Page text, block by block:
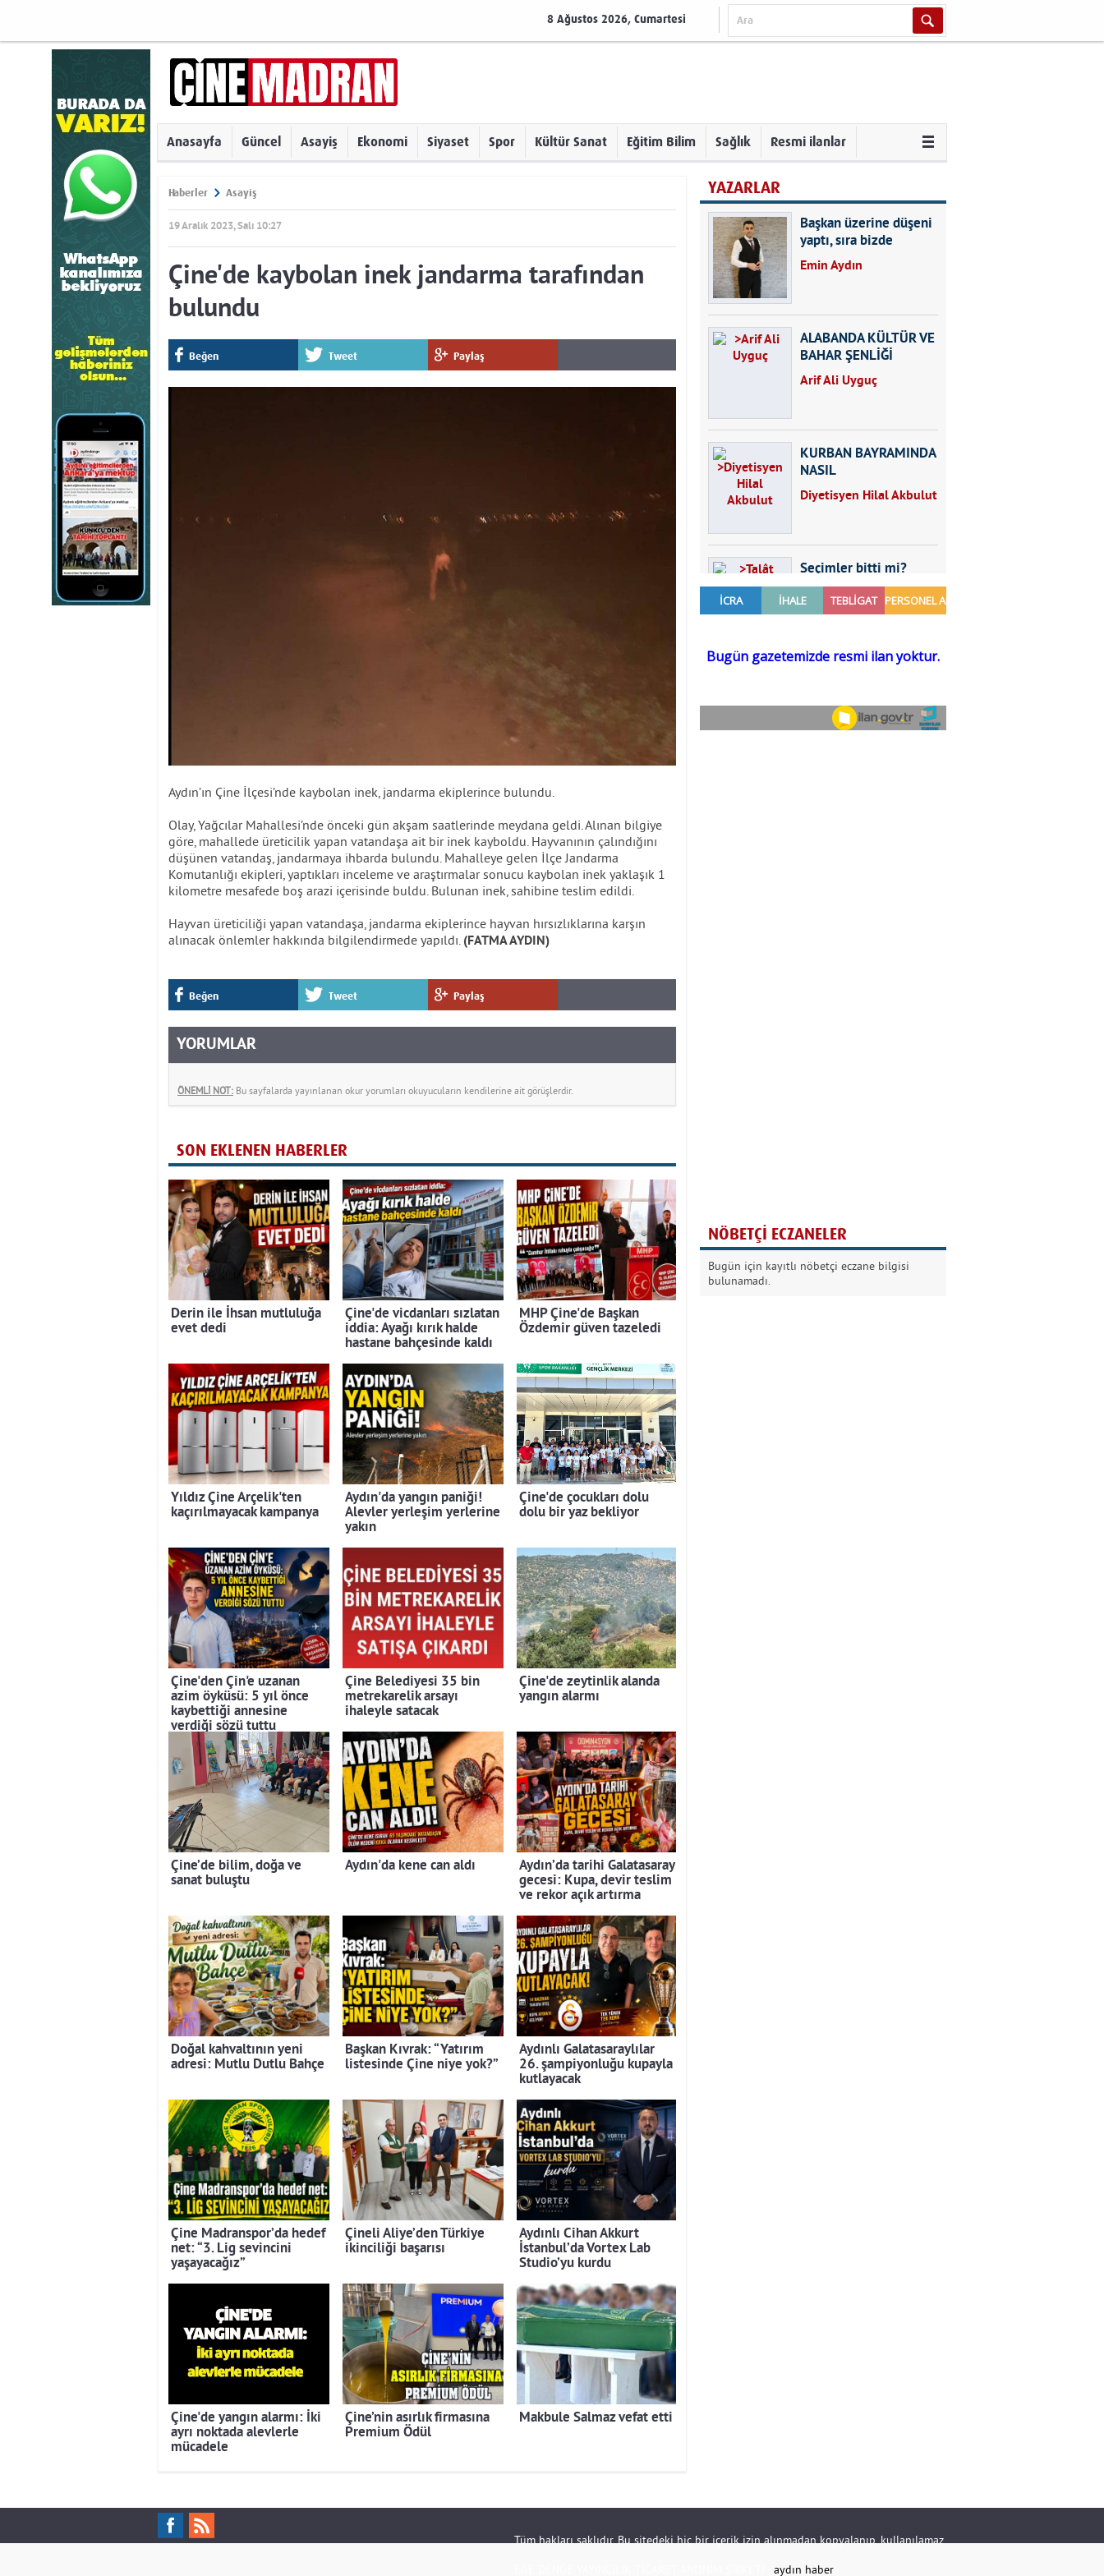
8 Ağustos 2026, Cumartesi
Anasayfa Güncel Asayiş Ekonomi Siyaset Spor Kültür Sanat Eğitim Bilim Sağlık Resmi ilanlar
Haberler Asayiş
19 Aralık 2023, Salı 10:27
Çine'de kaybolan inek jandarma tarafından
bulundu
Beğen Tweet Paylaş
Aydın’ın Çine İlçesi’nde kaybolan inek, jandarma ekiplerince bulundu.
Olay, Yağcılar Mahallesi’nde önceki gün akşam saatlerinde meydana geldi. Alınan bilgiye
göre, mahallede üreticilik yapan vatandaşa ait bir inek kayboldu. Hayvanının çalındığını
düşünen vatandaş, jandarmaya ihbarda bulundu. Mahalleye gelen İlçe Jandarma
Komutanlığı ekipleri, yaptıkları inceleme ve araştırmalar sonucu kaybolan inek yaklaşık 1
kilometre mesafede boş arazi içerisinde buldu. Bulunan inek, sahibine teslim edildi.
Hayvan üreticiliği yapan vatandaşa, jandarma ekiplerince hayvan hırsızlıklarına karşın
alınacak önlemler hakkında bilgilendirmede yapıldı. (FATMA AYDIN)
Beğen Tweet Paylaş
YORUMLAR
ÖNEMLİ NOT: Bu sayfalarda yayınlanan okur yorumları okuyucuların kendilerine ait görüşlerdir.
SON EKLENEN HABERLER
Derin ile İhsan mutluluğa
evet dedi
Çine'de vicdanları sızlatan
iddia: Ayağı kırık halde
hastane bahçesinde kaldı
MHP Çine'de Başkan
Özdemir güven tazeledi
Yıldız Çine Arçelik'ten
kaçırılmayacak kampanya
Aydın'da yangın paniği!
Alevler yerleşim yerlerine
yakın
Çine'de çocukları dolu
dolu bir yaz bekliyor
Çine'den Çin'e uzanan
azim öyküsü: 5 yıl önce
kaybettiği annesine
verdiği sözü tuttu
Çine Belediyesi 35 bin
metrekarelik arsayı
ihaleyle satacak
Çine'de zeytinlik alanda
yangın alarmı
Çine’de bilim, doğa ve
sanat buluştu
Aydın'da kene can aldı
Aydın’da tarihi Galatasaray
gecesi: Kupa, devir teslim
ve rekor açık artırma
Doğal kahvaltının yeni
adresi: Mutlu Dutlu Bahçe
Başkan Kıvrak: “Yatırım
listesinde Çine niye yok?”
Aydınlı Galatasaraylılar
26. şampiyonluğu kupayla
kutlayacak
Çine Madranspor’da hedef
net: “3. Lig sevincini
yaşayacağız”
Çineli Aliye’den Türkiye
ikinciliği başarısı
Aydınlı Cihan Akkurt
İstanbul’da Vortex Lab
Studio’yu kurdu
Çine'de yangın alarmı: İki
ayrı noktada alevlerle
mücadele
Çine’nin asırlık firmasına
Premium Ödül
Makbule Salmaz vefat etti
YAZARLAR
Başkan üzerine düşeni
yaptı, sıra bizde
Emin Aydın
ALABANDA KÜLTÜR VE
BAHAR ŞENLİĞİ
Arif Ali Uyguç
KURBAN BAYRAMINDA
NASIL
BESLENMELİYİZ?
Diyetisyen Hilal Akbulut
Seçimler bitti mi?
Talât Yörük
Sezgin MADRAN
Kurban Bayramında
Dikkat!
NÖBETÇİ ECZANELER
Bugün için kayıtlı nöbetçi eczane bilgisi
bulunamadı.
Tüm hakları saklıdır. Bu sitedeki hiç bir içerik izin alınmadan kopyalanıp, kullanılamaz.
aydın haber